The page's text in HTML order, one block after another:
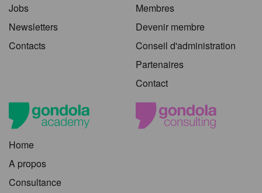
Jobs
Newsletters
Contacts
Membres
Devenir membre
Conseil d'administration
Partenaires
Contact
Home
A propos
Consultance